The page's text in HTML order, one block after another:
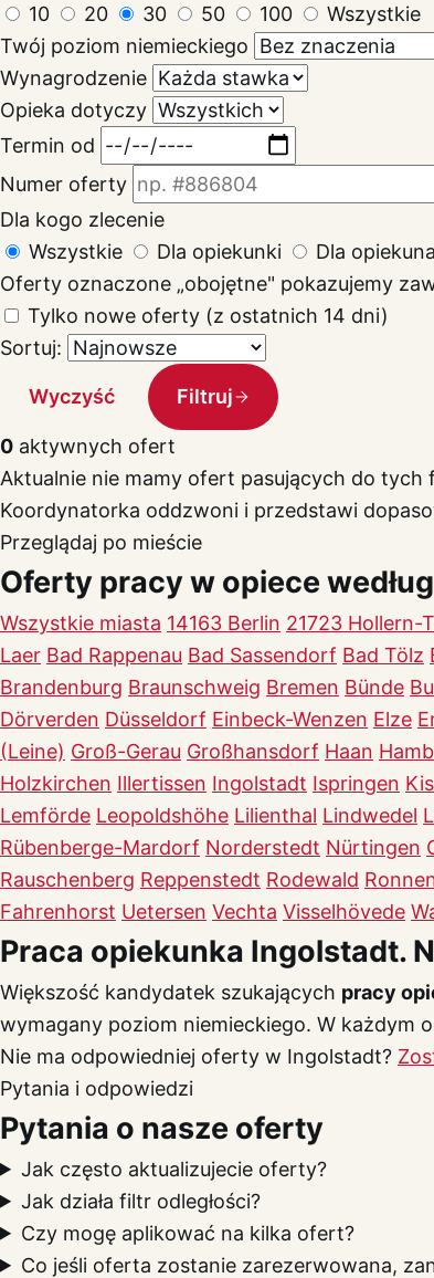
10
20 30 50 100
Wszystkie
Twój poziom niemieckiego
Wynagrodzenie
Opieka dotyczy
Termin od
Numer oferty
Dla kogo zlecenie
Wszystkie
Dla opiekunki
Dla opiekuna
Oferty oznaczone „obojętne" pokazujemy
Tylko nowe oferty (z ostatnich 14 dni)
Sortuj:
Wyczyść Filtruj
0 aktywnych ofert
Aktualnie nie mamy ofert pasujących do
Koordynatorka oddzwoni i przedstawi
Przeglądaj po mieście
Oferty pracy w opiece
Wszystkie miasta 14163 Berlin 21723 Hollern-
Laer Bad Rappenau Bad Sassendorf Bad Tölz
Brandenburg Braunschweig Bremen Bünde
Dörverden Düsseldorf Einbeck-Wenzen Elze
(Leine) Groß-Gerau Großhansdorf Haan
Holzkirchen Illertissen Ingolstadt Ispringen
Lemförde Leopoldshöhe Lilienthal Lindwedel
Rübenberge-Mardorf Norderstedt Nürtingen
Rauschenberg Reppenstedt Rodewald
Fahrenhorst Uetersen Vechta Visselhövede
Praca opiekunka Ingolstadt.
Większość kandydatek szukających pracy
wymagany poziom niemieckiego. W każdym
Nie ma odpowiedniej oferty w Ingolstadt?
Pytania i odpowiedzi
Pytania o nasze oferty
Jak często aktualizujecie oferty?
Jak działa filtr odległości?
Czy mogę aplikować na kilka ofert?
Co jeśli oferta zostanie zarezerwowana,